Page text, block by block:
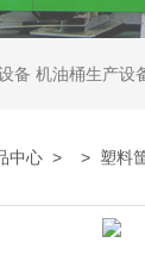
备 机油桶生产设
中心 > > 塑料